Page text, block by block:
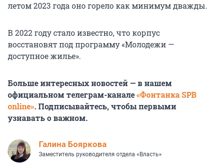
летом 2023 года оно горело как минимум дважды.
В 2022 году стало известно, что корпус
восстановят под программу «Молодежи —
доступное жилье».
Больше интересных новостей — в нашем
официальном телеграм-канале«Фонтанка SPB
online». Подписывайтесь, чтобы первыми
узнавать о важном.
Галина Бояркова
Заместитель руководителя отдела «Власть»